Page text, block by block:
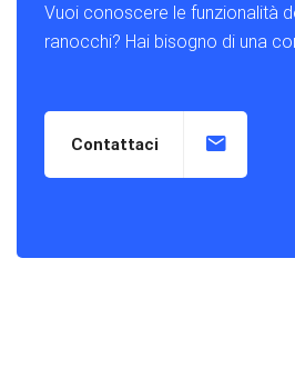
Vuoi conoscere le funzionalità
ranocchi? Hai bisogno di una
Contattaci